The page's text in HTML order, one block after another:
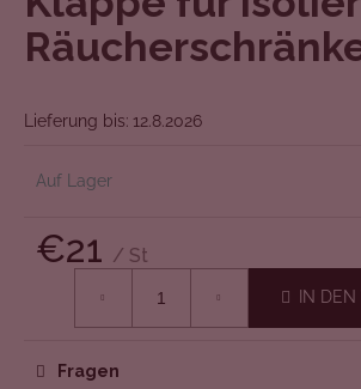
von
5
Sternen.
Lieferung bis: 12.8.2026
Auf Lager
€21 / St
IN
Fragen